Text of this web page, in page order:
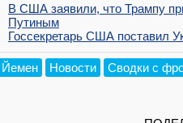
В США заявили, что Трампу
Путиным
Госсекретарь США поставил
Йемен Новости Сводки с